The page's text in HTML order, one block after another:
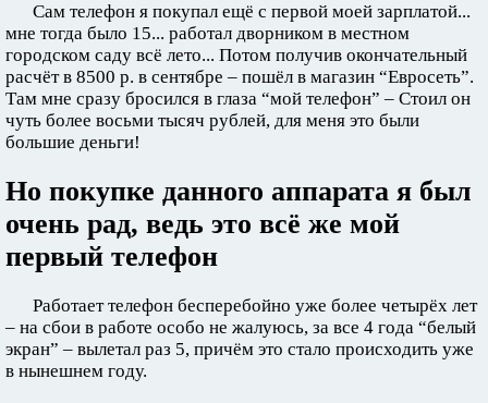
Сам телефон я покупал ещё с первой моей зарплатой...
мне тогда было 15... работал дворником в местном
городском саду всё лето... Потом получив окончательный
расчёт в 8500 р. в сентябре – пошёл в магазин “Евросеть”.
Там мне сразу бросился в глаза “мой телефон” – Стоил он
чуть более восьми тысяч рублей, для меня это были
большие деньги!
Но покупке данного аппарата я был
очень рад, ведь это всё же мой
первый телефон
Работает телефон бесперебойно уже более четырёх лет
– на сбои в работе особо не жалуюсь, за все 4 года “белый
экран” – вылетал раз 5, причём это стало происходить уже
в нынешнем году.